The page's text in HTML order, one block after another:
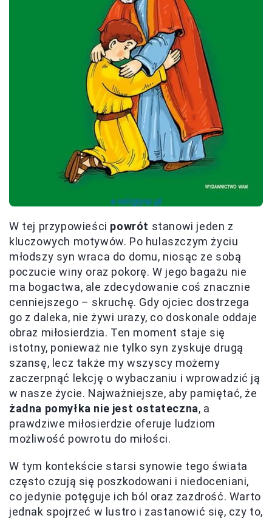
W tej przypowieści powrót stanowi jeden z
kluczowych motywów. Po hulaszczym życiu
młodszy syn wraca do domu, niosąc ze sobą
poczucie winy oraz pokorę. W jego bagażu nie
ma bogactwa, ale zdecydowanie coś znacznie
cenniejszego – skruchę. Gdy ojciec dostrzega
go z daleka, nie żywi urazy, co doskonale oddaje
obraz miłosierdzia. Ten moment staje się
istotny, ponieważ nie tylko syn zyskuje drugą
szansę, lecz także my wszyscy możemy
zaczerpnąć lekcję o wybaczaniu i wprowadzić ją
w nasze życie. Najważniejsze, aby pamiętać, że
żadna pomyłka nie jest ostateczna, a
prawdziwe miłosierdzie oferuje ludziom
możliwość powrotu do miłości.
W tym kontekście starsi synowie tego świata
często czują się poszkodowani i niedoceniani,
co jedynie potęguje ich ból oraz zazdrość. Warto
jednak spojrzeć w lustro i zastanowić się, czy to,